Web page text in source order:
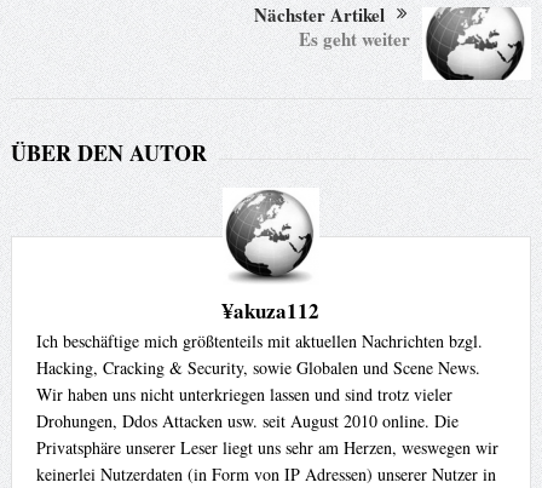
Nächster Artikel
Es geht weiter
ÜBER DEN AUTOR
¥akuza112
Ich beschäftige mich größtenteils mit aktuellen Nachrichten bzgl.
Hacking, Cracking & Security, sowie Globalen und Scene News.
Wir haben uns nicht unterkriegen lassen und sind trotz vieler
Drohungen, Ddos Attacken usw. seit August 2010 online. Die
Privatsphäre unserer Leser liegt uns sehr am Herzen, weswegen wir
keinerlei Nutzerdaten (in Form von IP Adressen) unserer Nutzer in